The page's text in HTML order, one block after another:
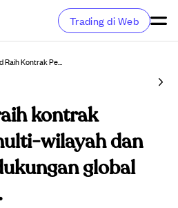
Trading di Web
Weatherford Raih Kontrak Pengeboran Multi-Wilayah Dan Kesepakatan Dukungan Global Dengan Noble.
kontrak
wilayah dan
global